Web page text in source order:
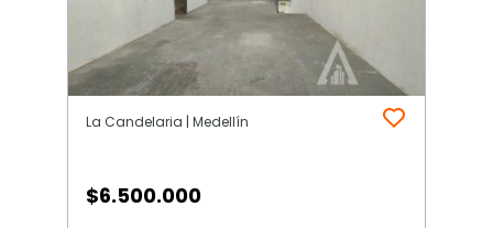
La Candelaria | Medellín
$6.500.000